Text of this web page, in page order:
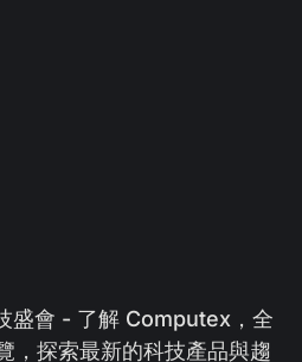
盛會 - 了解 Computex，全
，探索最新的科技產品與趨